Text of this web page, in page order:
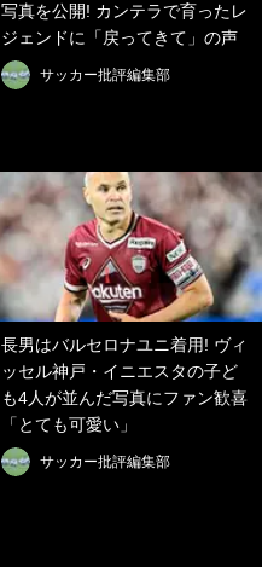
写真を公開! カンテラで育ったレ
ジェンドに「戻ってきて」の声
サッカー批評編集部
長男はバルセロナユニ着用! ヴィ
ッセル神戸・イニエスタの子ど
も4人が並んだ写真にファン歓喜
「とても可愛い」
サッカー批評編集部